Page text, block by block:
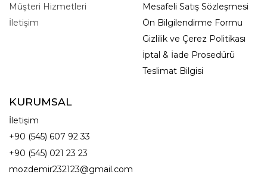
Müşteri Hizmetleri
İletişim
Mesafeli Satış Sözleşmesi
Ön Bilgilendirme Formu
Gizlilik ve Çerez Politikası
İptal & İade Prosedürü
Teslimat Bilgisi
KURUMSAL
İletişim
+90 (545) 607 92 33
+90 (545) 021 23 23
mozdemir232123@gmail.com